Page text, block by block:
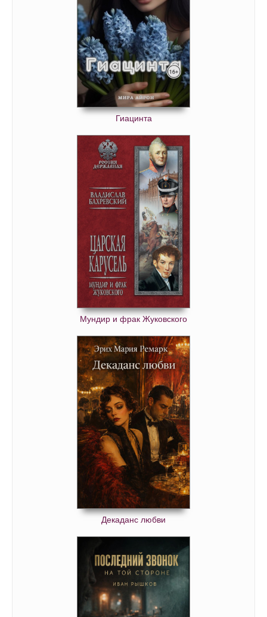
Гиацинта
Мундир и фрак Жуковского
Декаданс любви